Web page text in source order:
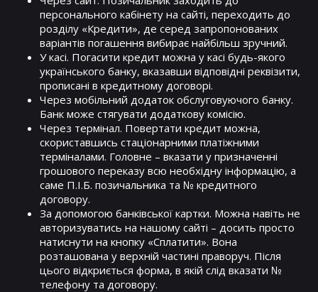
персонального кабінету на сайті, переходить до
розділу «Кредити», де серед запропонованих
варіантів погашення вибирає найбільш зручний.
У касі. Погасити кредит можна у касі будь-якого
українського банку, вказавши відповідні реквізити,
прописані в кредитному договорі.
Через мобільний додаток обслуговуючого банку.
Банк може стягувати додаткову комісію.
Через термінал. Повертати кредит можна,
скориставшись стаціонарними платіжними
терміналами. Головне – вказати у призначенні
грошового переказу всю необхідну інформацію, а
саме П.І.Б. позичальника та № кредитного
договору.
За допомогою банківської картки. Можна навіть не
авторизуватись на нашому сайті – досить просто
натиснути на кнопку «Сплатити». Вона
розташована у верхній частині праворуч. Після
цього відкриється форма, в якій слід вказати №
телефону та договору.